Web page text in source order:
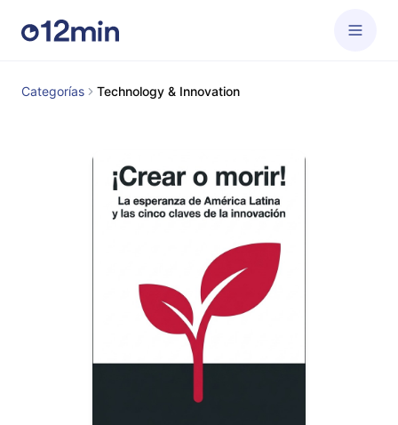
Categorías Technology & Innovation